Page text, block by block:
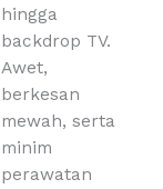
hingga
backdrop TV.
Awet,
berkesan
mewah, serta
minim
perawatan